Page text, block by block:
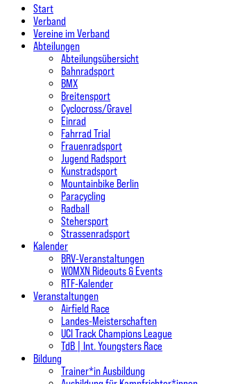
Close
Menu
Start
Verband
Vereine im Verband
Abteilungen
Abteilungsübersicht
Bahnradsport
BMX
Breitensport
Cyclocross/Gravel
Einrad
Fahrrad Trial
Frauenradsport
Jugend Radsport
Kunstradsport
Mountainbike Berlin
Paracycling
Radball
Stehersport
Strassenradsport
Kalender
BRV-Veranstaltungen
WOMXN Rideouts & Events
RTF-Kalender
Veranstaltungen
Airfield Race
Landes-Meisterschaften
UCI Track Champions League
TdB | Int. Youngsters Race
Bildung
Trainer*in Ausbildung